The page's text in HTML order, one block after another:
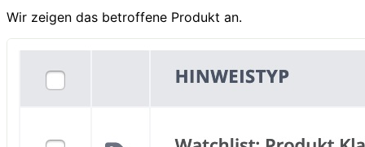
Wir zeigen das betroffene Produkt an.